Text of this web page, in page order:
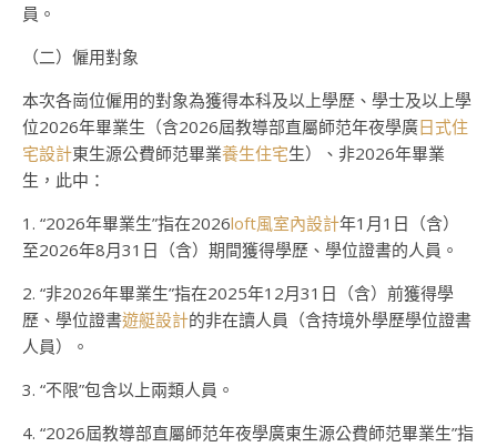
員。
（二）僱用對象
本次各崗位僱用的對象為獲得本科及以上學歷、學士及以上學
位2026年畢業生（含2026屆教導部直屬師范年夜學廣日式住
宅設計東生源公費師范畢業養生住宅生）、非2026年畢業
生，此中：
1. “2026年畢業生”指在2026loft風室內設計年1月1日（含）
至2026年8月31日（含）期間獲得學歷、學位證書的人員。
2. “非2026年畢業生”指在2025年12月31日（含）前獲得學
歷、學位證書遊艇設計的非在讀人員（含持境外學歷學位證書
人員）。
3. “不限”包含以上兩類人員。
4. “2026屆教導部直屬師范年夜學廣東生源公費師范畢業生”指